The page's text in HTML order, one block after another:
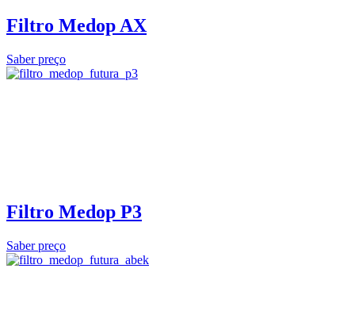
Filtro Medop AX
Saber preço
Filtro Medop P3
Saber preço